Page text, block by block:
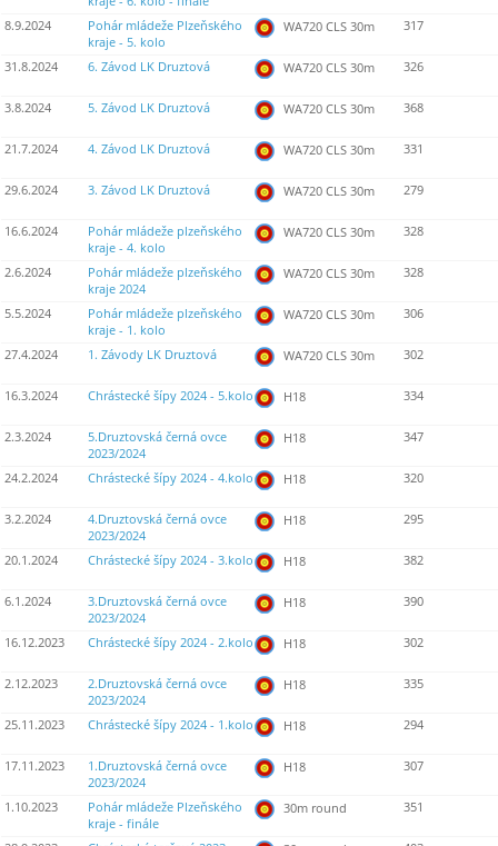
8.9.2024
Pohár mládeže Plzeňského
kraje - 5. kolo
WA720 CLS 30m 317
31.8.2024 6. Závod LK Druztová WA720 CLS 30m 326
3.8.2024 5. Závod LK Druztová WA720 CLS 30m 368
21.7.2024 4. Závod LK Druztová WA720 CLS 30m 331
29.6.2024 3. Závod LK Druztová WA720 CLS 30m 279
16.6.2024
Pohár mládeže plzeňského
kraje - 4. kolo
WA720 CLS 30m 328
2.6.2024
Pohár mládeže plzeňského
kraje 2024
WA720 CLS 30m 328
5.5.2024
Pohár mládeže plzeňského
kraje - 1. kolo
WA720 CLS 30m 306
27.4.2024 1. Závody LK Druztová WA720 CLS 30m 302
16.3.2024 Chrástecké šípy 2024 - 5.kolo H18 334
2.3.2024
5.Druztovská černá ovce
2023/2024
H18 347
24.2.2024 Chrástecké šípy 2024 - 4.kolo H18 320
3.2.2024
4.Druztovská černá ovce
2023/2024
H18 295
20.1.2024 Chrástecké šípy 2024 - 3.kolo H18 382
6.1.2024
3.Druztovská černá ovce
2023/2024
H18 390
16.12.2023 Chrástecké šípy 2024 - 2.kolo H18 302
2.12.2023
2.Druztovská černá ovce
2023/2024
H18 335
25.11.2023 Chrástecké šípy 2024 - 1.kolo H18 294
17.11.2023
1.Druztovská černá ovce
2023/2024
H18 307
1.10.2023
Pohár mládeže Plzeňského
kraje - finále
30m round 351